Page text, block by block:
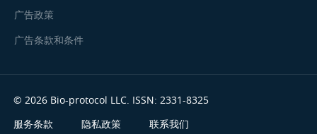
广告政策
广告条款和条件
© 2026 Bio-protocol LLC. ISSN: 2331-8325
服务条款
隐私政策 联系我们